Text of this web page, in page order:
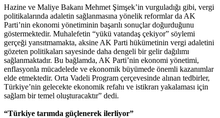
Hazine ve Maliye Bakanı Mehmet Şimşek’in vurguladığı gibi, vergi
politikalarında adaletin sağlanmasına yönelik reformlar da AK
Parti’nin ekonomi yönetiminin başarılı sonuçlar doğurduğunu
göstermektedir. Muhalefetin “yükü vatandaş çekiyor” söylemi
gerçeği yansıtmamakta, aksine AK Parti hükümetinin vergi adaletini
gözeten politikaları sayesinde daha dengeli bir gelir dağılımı
sağlanmaktadır. Bu bağlamda, AK Parti’nin ekonomi yönetimi,
enflasyonla mücadelede ve ekonomik büyümede önemli kazanımlar
elde etmektedir. Orta Vadeli Program çerçevesinde alınan tedbirler,
Türkiye’nin gelecekte ekonomik refahı ve istikrarı yakalaması için
sağlam bir temel oluşturacaktır” dedi.
“Türkiye tarımda güçlenerek ilerliyor”